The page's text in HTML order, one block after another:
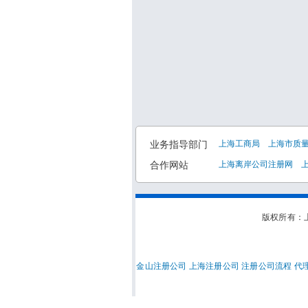
业务指导部门 上海工商局 上海市质
合作网站 上海离岸公司注册网
版权所有：
金山注册公司 上海注册公司 注册公司流程 代